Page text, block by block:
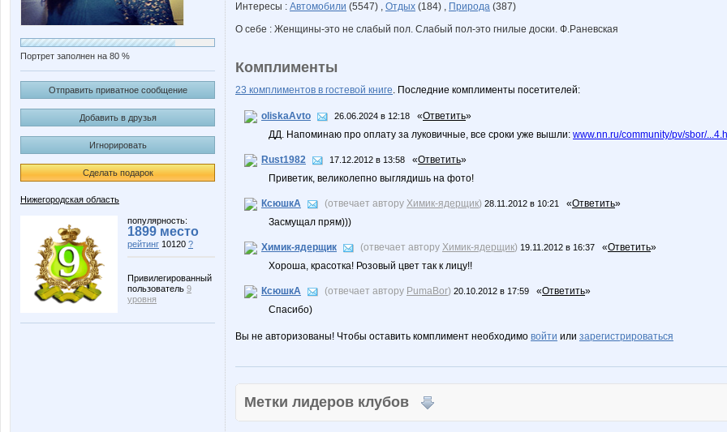
Портрет заполнен на 80 %
Отправить приватное сообщение
Добавить в друзья
Игнорировать
Сделать подарок
Нижегородская область
популярность:
1899 место
рейтинг 10120 ?
Привилегированный
пользователь 9
уровня
Интересы : Автомобили (5547) , Отдых (184) , Природа (387)
О себе : Женщины-это не слабый пол. Слабый пол-это гнилые доски. Ф.Раневская
Комплименты
23 комплиментов в гостевой книге. Последние комплименты посетителей:
oliskaAvto 26.06.2024 в 12:18 «Ответить»
ДД. Напоминаю про оплату за луковичные, все сроки уже вышли: www.nn.ru/community/pv/sbor/
Rust1982 17.12.2012 в 13:58 «Ответить»
Приветик, великолепно выглядишь на фото!
КсюшкА (отвечает автору Химик-ядерщик) 28.11.2012 в 10:21 «Ответить»
Засмущал прям)))
Химик-ядерщик (отвечает автору Химик-ядерщик) 19.11.2012 в 16:37 «Ответить»
Хороша, красотка! Розовый цвет так к лицу!!
КсюшкА (отвечает автору PumaBor) 20.10.2012 в 17:59 «Ответить»
Спасибо)
Вы не авторизованы! Чтобы оставить комплимент необходимо войти или зарегистрироваться
Метки лидеров клубов